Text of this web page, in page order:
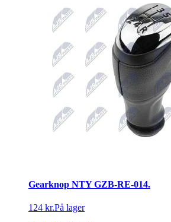
Gearknop NTY GZB-RE-014.
124 kr.På lager